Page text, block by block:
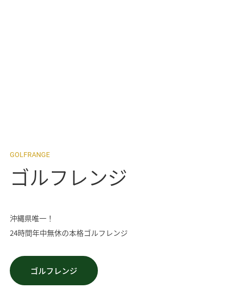
GOLFRANGE
ゴルフレンジ
沖縄県唯一！
24時間年中無休の本格ゴルフレンジ
ゴルフレンジ